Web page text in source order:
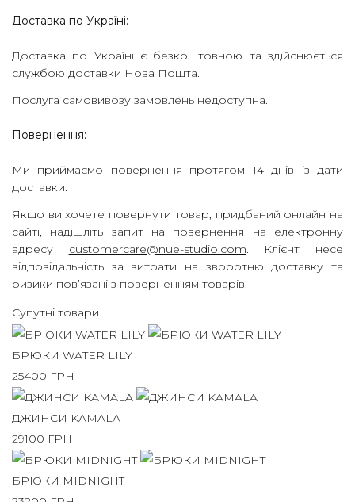
Доставка по Україні:
Доставка по Україні є безкоштовною та здійснюється
службою доставки Нова Пошта.
Послуга самовивозу замовлень недоступна.
Повернення:
Ми приймаємо повернення протягом 14 днів із дати
доставки.
Якщо ви хочете повернути товар, придбаний онлайн на
сайті, надішліть запит на повернення на електронну
адресу customercare@nue-studio.com. Клієнт несе
відповідальність за витрати на зворотню доставку та
ризики пов’язані з поверненням товарів.
Супутні товари
БРЮКИ WATER LILY
25400 ГРН
ДЖИНСИ KAMALA
29100 ГРН
БРЮКИ MIDNIGHT